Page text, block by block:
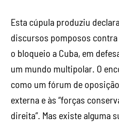
Esta cúpula produziu
discursos pomposos
o bloqueio a Cuba, em
um mundo multipolar. O
como um fórum de
externa e às “forças
direita”. Mas existe alguma